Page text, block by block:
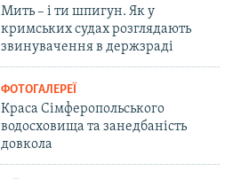
Мить – і ти шпигун. Як у
кримських судах розглядають
звинувачення в держзраді
ФОТОГАЛЕРЕЇ
Краса Сімферопольського
водосховища та занедбаність
довкола